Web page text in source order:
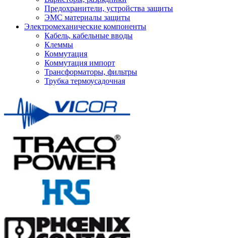
Предохранители, устройства защиты
ЭМС материалы защиты
Электромеханические компоненты
Кабель, кабельные вводы
Клеммы
Коммутация
Коммутация импорт
Трансформаторы, фильтры
Трубка термоусадочная